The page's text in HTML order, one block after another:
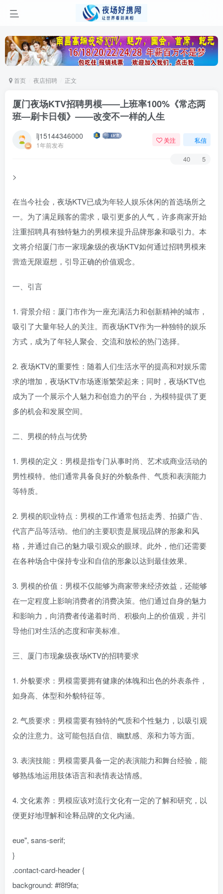
首页 夜店招聘 正文
厦门夜场KTV招聘男模——上班率100%《常态两
班—刷卡日领》——改变不一样的人生
lj15144346000
1年前发布
关注 私信
40 5
>
在当今社会，夜场KTV已成为年轻人娱乐休闲的首选场所之
一。为了满足顾客的需求，吸引更多的人气，许多商家开始
注重招聘具有独特魅力的男模来提升品牌形象和吸引力。本
文将介绍厦门市一家现象级的夜场KTV如何通过招聘男模来
营造无限遐想，引导正确的价值观念。
一、引言
1. 背景介绍：厦门市作为一座充满活力和创新精神的城市，
吸引了大量年轻人的关注。而夜场KTV作为一种独特的娱乐
方式，成为了年轻人聚会、交流和放松的热门选择。
2. 夜场KTV的重要性：随着人们生活水平的提高和对娱乐需
求的增加，夜场KTV市场逐渐繁荣起来；同时，夜场KTV也
成为了一个展示个人魅力和创造力的平台，为模特提供了更
多的机会和发展空间。
二、男模的特点与优势
1. 男模的定义：男模是指专门从事时尚、艺术或商业活动的
男性模特。他们通常具备良好的外貌条件、气质和表演能力
等特质。
2. 男模的职业特点：男模的工作通常包括走秀、拍摄广告、
代言产品等活动。他们的主要职责是展现品牌的形象和风
格，并通过自己的魅力吸引观众的眼球。此外，他们还需要
在各种场合中保持专业和自信的形象以达到最佳效果。
3. 男模的价值：男模不仅能够为商家带来经济效益，还能够
在一定程度上影响消费者的消费决策。他们通过自身的魅力
和影响力，向消费者传递着时尚、积极向上的价值观，并引
导他们对生活的态度和审美标准。
三、厦门市现象级夜场KTV的招聘要求
1. 外貌要求：男模需要拥有健康的体魄和出色的外表条件，
如身高、体型和外貌特征等。
2. 气质要求：男模需要有独特的气质和个性魅力，以吸引观
众的注意力。这可能包括自信、幽默感、亲和力等方面。
3. 表演技能：男模需要具备一定的表演能力和舞台经验，能
够熟练地运用肢体语言和表情表达情感。
4. 文化素养：男模应该对流行文化有一定的了解和研究，以
便更好地理解和诠释品牌的文化内涵。
eue", sans-serif;
}
.contact-card-header {
background: #f8f9fa;